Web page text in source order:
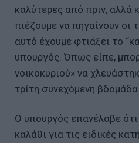
καλύτερες από πριν, αλλά
πιέζουμε να πηγαίνουν οι
αυτό έχουμε φτιάξει το
υπουργός. Όπως είπε,
νοικοκυριού» να
τρίτη συνεχόμενη βδομάδα
Ο υπουργός επανέλαβε ότι
καλάθι για τις ειδικές